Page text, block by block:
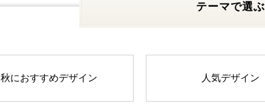
テーマで選ぶ
秋におすすめデザイン 人気デザイン